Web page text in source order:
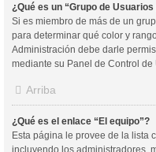
¿Qué es un “Grupo de
Si es miembro de más de un
para determinar qué color y
Administración debe darle
mediante su Panel de Control de
Arriba
¿Qué es el enlace “El equipo”?
Esta página le provee de la lista
incluyendo los administradores,